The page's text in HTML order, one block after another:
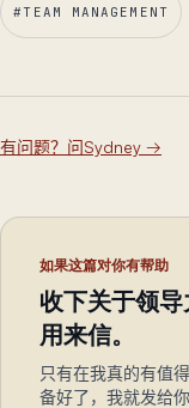
#TEAM MANAGEMENT
有问题？问Sydney →
如果这篇对你有帮助
收下关于领
用来信。
只有在我真的有值
备好了，我就发给你